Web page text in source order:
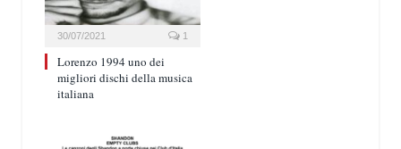
30/07/2021 1
Lorenzo 1994 uno dei
migliori dischi della musica
italiana